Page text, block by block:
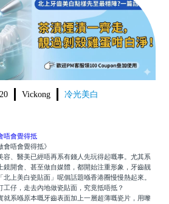
環境設備
醫院新聞
收費標準
收費總表
植牙收費
根管收費
美學收費
箍牙收費
醫生團隊
門診時間
Vickong 冷光美白
唔會覺得抵
唔會覺得抵》
、醫美已經唔再系有錢人先玩得起嘅事。尤其系
鏡開會、甚至做自媒體，都開始注重形象，牙齒靓
上美白瓷貼面」呢個話題喺香港圈慢慢熱起來。
工仔，走去內地做瓷貼面，究竟抵唔抵？
系喺原本嘅牙齒表面加上一層超薄嘅瓷片，用嚟